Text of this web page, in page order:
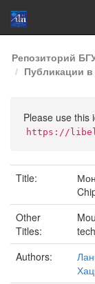
Skip
navigation
Репозиторий
Публикации
Please use this
https://
Title:
Other
Titles:
Authors: